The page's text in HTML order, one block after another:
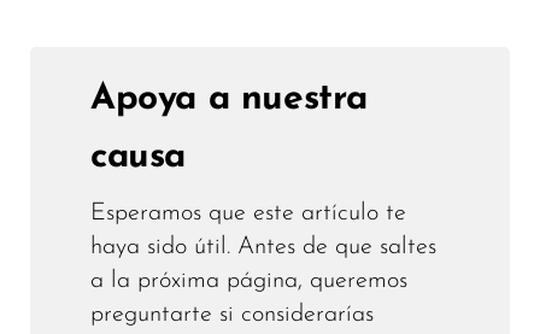
Apoya a nuestra
causa
Esperamos que este artículo te
haya sido útil. Antes de que saltes
a la próxima página, queremos
preguntarte si considerarías